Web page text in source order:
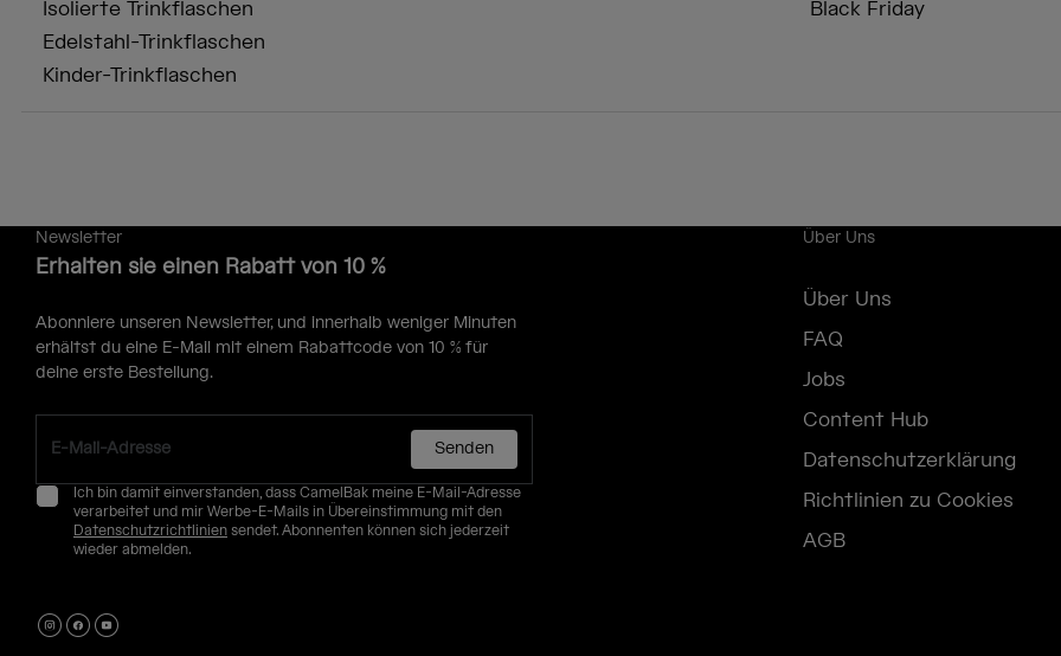
Isolierte Trinkflaschen
Edelstahl-Trinkflaschen
Kinder-Trinkflaschen
Black Friday
Newsletter
Erhalten sie einen Rabatt von 10 %
Abonniere unseren Newsletter, und innerhalb weniger Minuten
erhältst du eine E-Mail mit einem Rabattcode von 10 % für
deine erste Bestellung.
Senden
Ich bin damit einverstanden, dass CamelBak meine E-Mail-Adresse
verarbeitet und mir Werbe-E-Mails in Übereinstimmung mit den
Datenschutzrichtlinien sendet. Abonnenten können sich jederzeit
wieder abmelden.
Über Uns
Über Uns
FAQ
Jobs
Content Hub
Datenschutzerklärung
Richtlinien zu Cookies
AGB